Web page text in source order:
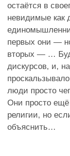
остаётся в
невидимые как
первых они —
вторых — …
дискурсов, и,
люди просто
Они просто
религии, но
объяснить…